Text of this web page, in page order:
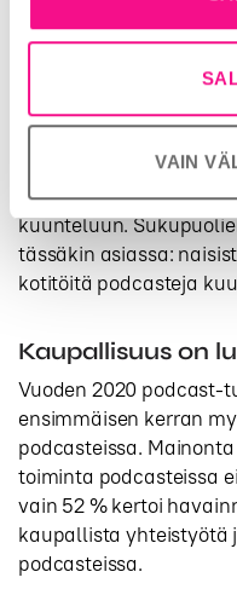
VAIN
Enemmistö sanoo
kotona (73 %), mutta
kuuntelu on kasvussa
vastaajista kertoo
esimerkiksi autossa,
podcasteja
kolmannes kuitenkin
kuunteluun.
tässäkin asiassa:
kotitöitä podcasteja
Kaupallisuus on
Vuoden 2020 podcast-
ensimmäisen kerran
podcasteissa.
toiminta podcasteissa
vain 52 % kertoi
kaupallista yhteistyötä
podcasteissa.